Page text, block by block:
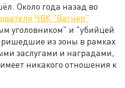
Около года назад во
ЧВК "Вагнер"
уголовником" и "убийцей
из зоны в рамках
заслугами и наградами,
никакого отношения к